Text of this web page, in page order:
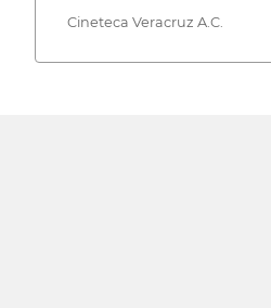
Cineteca Veracruz A.C.